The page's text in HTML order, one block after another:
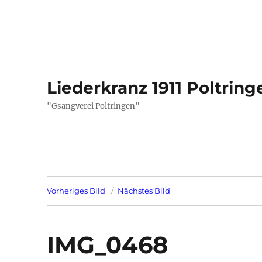
Liederkranz 1911
"Gsangverei Poltringen"
Vorheriges Bild Nächstes Bild
IMG_0468